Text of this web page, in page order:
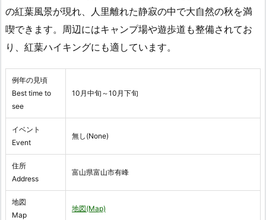
の紅葉風景が現れ、人里離れた静寂の中で大自然の秋を満
喫できます。周辺にはキャンプ場や遊歩道も整備されてお
り、紅葉ハイキングにも適しています。
例年の見頃
Best time to
see
10月中旬～10月下旬
イベント
Event
無し(None)
住所
Address
富山県富山市有峰
地図
Map
地図(Map)